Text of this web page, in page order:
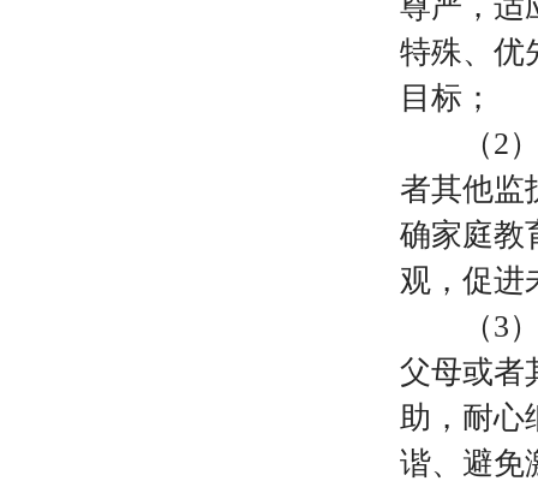
特殊、优
目标；
（2
者其他监
确家庭教
观，促进
（3
父母或者
助，耐心
谐、避免